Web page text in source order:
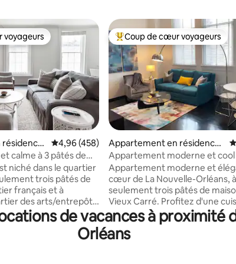
de 237 commentaires : 4,97 sur 5
les plus appréciés
voyageurs
Évaluation moyenne sur la base de 458
4,96 (458)
calme à 3 pâtés de
français
niché dans le quartier
trois pâtés de
français et à
des arts/entrepôts.
confortable
avez besoin,
Coups de cœur voyageurs les
Coup de cœur voyageurs
Appartement en résidence ⋅
La Nouvelle-Orléans
Appartement moderne et cool
emplacement de choix
Appartement moderne et
cœur de La Nouvelle-Orléans, à
seulement trois pâtés de
Vieux Carré. Profitez d'une
complète, d'une buanderie
logement, d'une connexion
et d'une télévision connectée.
de vacances à proximité
Orléans